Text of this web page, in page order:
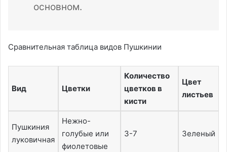
основном.
Сравнительная таблица видов Пушкинии
Вид Цветки
Количество
цветков в
кисти
Цвет
листьев
Пушкиния
луковичная
Нежно-
голубые или
фиолетовые
3-7 Зеленый